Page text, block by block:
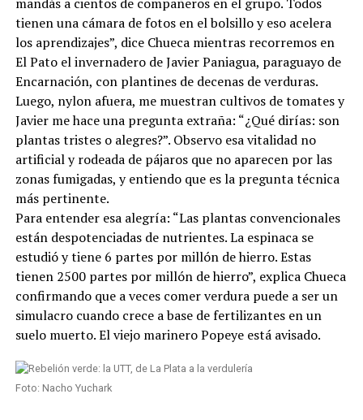
tienen una cámara de fotos en el bolsillo y eso acelera
los aprendizajes”, dice Chueca mientras recorremos en
El Pato el invernadero de Javier Paniagua, paraguayo de
Encarnación, con plantines de decenas de verduras.
Luego, nylon afuera, me muestran cultivos de tomates y
Javier me hace una pregunta extraña: “¿Qué dirías: son
plantas tristes o alegres?”. Observo esa vitalidad no
artificial y rodeada de pájaros que no aparecen por las
zonas fumigadas, y entiendo que es la pregunta técnica
más pertinente.
Para entender esa alegría: “Las plantas convencionales
están despotenciadas de nutrientes. La espinaca se
estudió y tiene 6 partes por millón de hierro. Estas
tienen 2500 partes por millón de hierro”, explica Chueca
confirmando que a veces comer verdura puede a ser un
simulacro cuando crece a base de fertilizantes en un
suelo muerto. El viejo marinero Popeye está avisado.
Foto: Nacho Yuchark